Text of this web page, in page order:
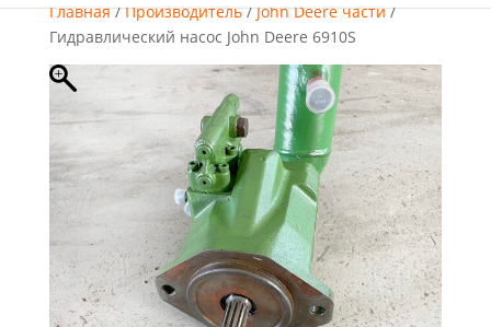
Главная/Производитель/John Deere части/
Гидравлический насос John Deere 6910S